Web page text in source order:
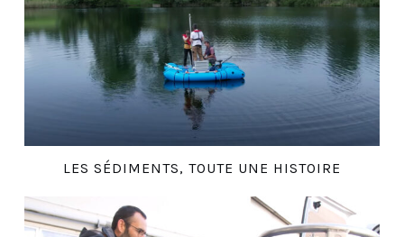
LES SÉDIMENTS, TOUTE UNE HISTOIRE